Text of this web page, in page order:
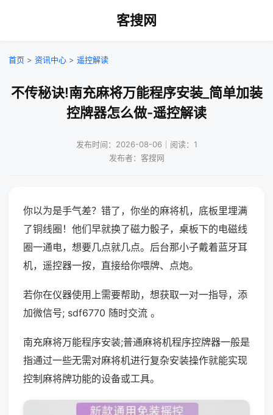
客搜网
首页 > 资讯中心 > 遥控解读
不传秘诀!南充麻将万能程序安装_简单加装
控牌器怎么做-遥控解读
发布时间：2026-08-06｜阅读：1
发布者：客搜网
你以为是手气差？错了，你坐的麻将机，底板里埋满
了铜线圈！他们早就换了磁力骰子，桌板下的电磁线
圈一通电，想要几点就几点。后台那小子戴着蓝牙耳
机，遥控器一按，直接给你喂牌、点炮。
若你在仪器使用上需要帮助，想获取一对一指导，添
加微信号; sdf6770 随时交流 。
南充麻将万能程序安装;普通麻将机程序控牌器一般是
指通过一些无需对麻将机进行复杂安装操作就能实现
控制麻将牌功能的设备或工具。